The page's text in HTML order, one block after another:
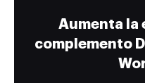
Aumenta la
complemento